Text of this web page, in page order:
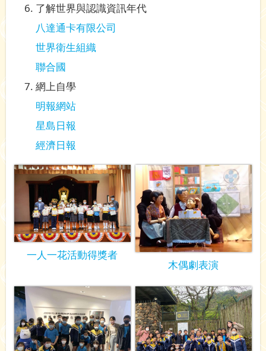
了解世界與認識資訊年代
八達通卡有限公司
世界衛生組織
聯合國
網上自學
明報網站
星島日報
經濟日報
一人一花活動得獎者
木偶劇表演